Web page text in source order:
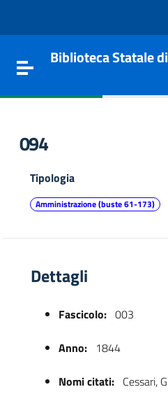
Toggle navigation
Biblioteca Statale
094
Tipologia
Amministrazione (buste 61-173)
Dettagli
Fascicolo: 003
Anno: 1844
Nomi citati: Cessari,